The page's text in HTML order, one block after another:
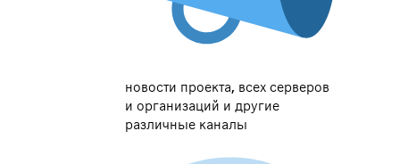
новости проекта, всех серверов
и организаций и другие
различные каналы